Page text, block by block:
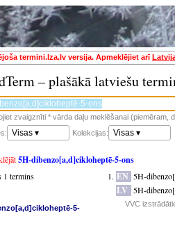
termini.lza.lv versija. Apmeklējiet arī
– plašākā latviešu
zvaigznīti * vārda daļu meklēšanai (piemēram,
Visas ▾ Kolekcijas: Visas ▾
5H-dibenzo[a,d]cikloheptē-5-ons
1 termins
5-
EN 5H-
LV 5H-
VVC